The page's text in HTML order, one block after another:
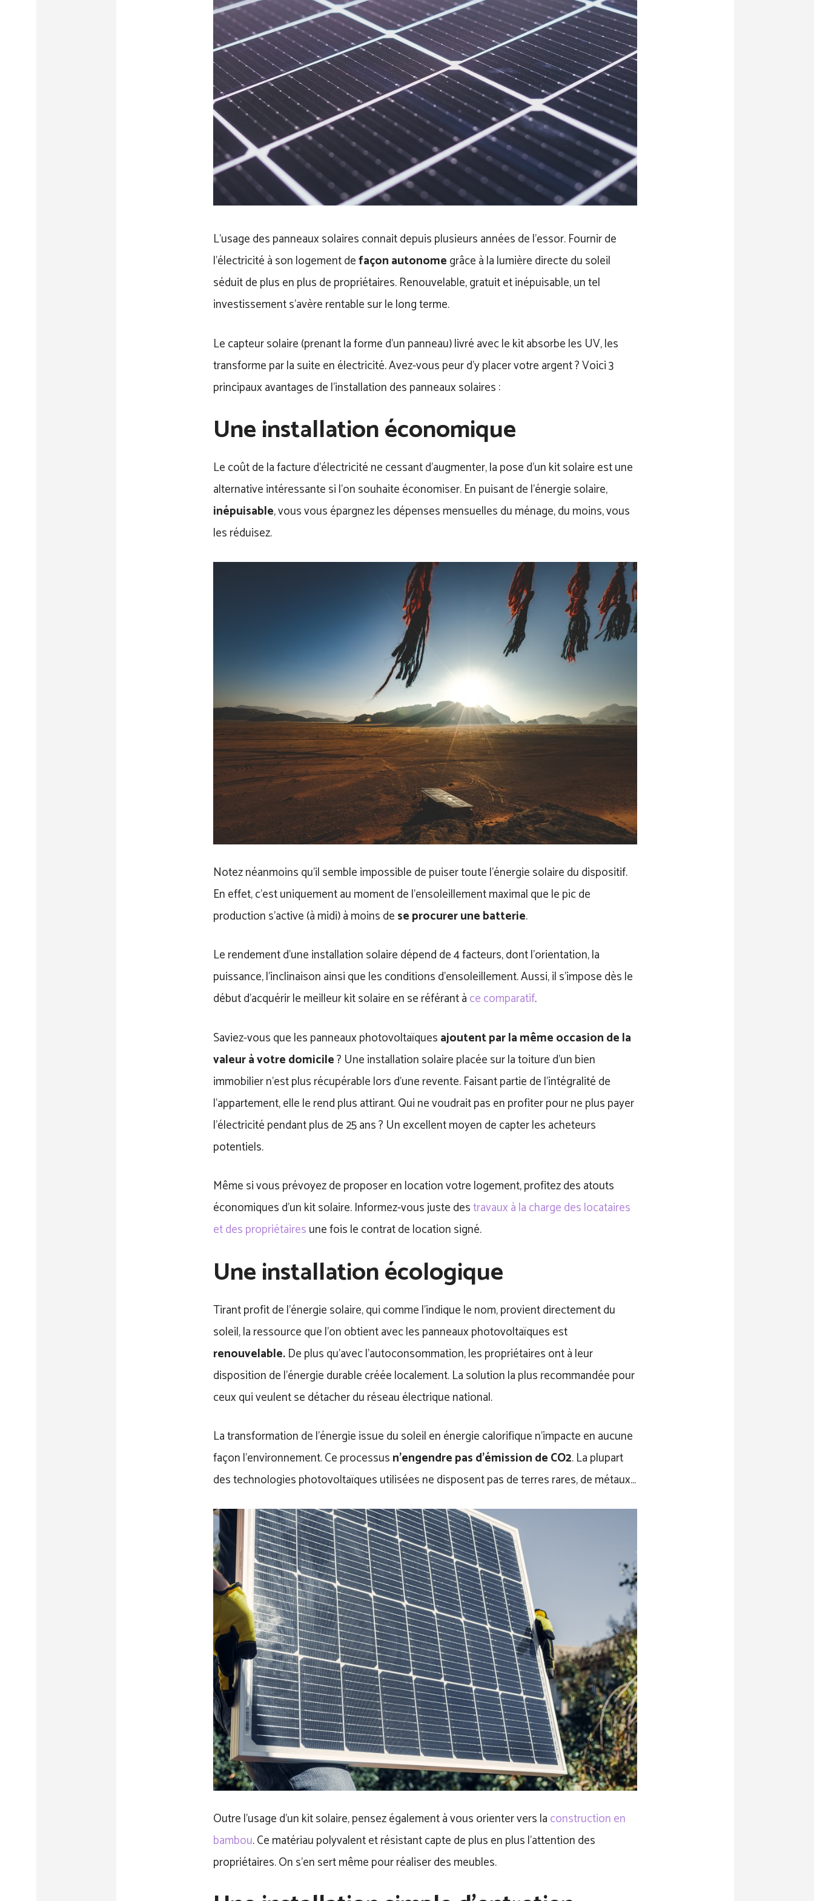
L’usage des panneaux solaires connait depuis plusieurs années de l’essor. Fournir de
l’électricité à son logement defaçon autonomegrâce à la lumière directe du soleil
séduit de plus en plus de propriétaires. Renouvelable, gratuit et inépuisable, un tel
investissement s’avère rentable sur le long terme.
Le capteur solaire (prenant la forme d’un panneau) livré avec le kit absorbe les UV, les
transforme par la suite en électricité. Avez-vous peur d’y placer votre argent ? Voici 3
principaux avantages de l’installation des panneaux solaires :
Une installation économique
Le coût de la facture d’électricité ne cessant d’augmenter, la pose d’un kit solaire est une
alternative intéressante si l’on souhaite économiser. En puisant de l’énergie solaire,
inépuisable, vous vous épargnez les dépenses mensuelles du ménage, du moins, vous
les réduisez.
Notez néanmoins qu’il semble impossible de puiser toute l’énergie solaire du dispositif.
En effet, c’est uniquement au moment de l’ensoleillement maximal que le pic de
production s’active (à midi) à moins dese procurer une batterie.
Le rendement d’une installation solaire dépend de 4 facteurs, dont l’orientation, la
puissance, l’inclinaison ainsi que les conditions d’ensoleillement. Aussi, il s’impose dès le
début d’acquérir le meilleur kit solaire en se référant àce comparatif.
Saviez-vous que les panneaux photovoltaïquesajoutent par la même occasion de la
valeur à votre domicile? Une installation solaire placée sur la toiture d’un bien
immobilier n’est plus récupérable lors d’une revente. Faisant partie de l’intégralité de
l’appartement, elle le rend plus attirant. Qui ne voudrait pas en profiter pour ne plus payer
l’électricité pendant plus de 25 ans ? Un excellent moyen de capter les acheteurs
potentiels.
Même si vous prévoyez de proposer en location votre logement, profitez des atouts
économiques d’un kit solaire. Informez-vous juste destravaux à la charge des locataires
et des propriétairesune fois le contrat de location signé.
Une installation écologique
Tirant profit de l’énergie solaire, qui comme l’indique le nom, provient directement du
soleil, la ressource que l’on obtient avec les panneaux photovoltaïques est
renouvelable.De plus qu’avec l’autoconsommation, les propriétaires ont à leur
disposition de l’énergie durable créée localement. La solution la plus recommandée pour
ceux qui veulent se détacher du réseau électrique national.
La transformation de l’énergie issue du soleil en énergie calorifique n’impacte en aucune
façon l’environnement. Ce processusn’engendre pas d’émission de CO2. La plupart
des technologies photovoltaïques utilisées ne disposent pas de terres rares, de métaux…
Outre l’usage d’un kit solaire, pensez également à vous orienter vers laconstruction en
bambou. Ce matériau polyvalent et résistant capte de plus en plus l’attention des
propriétaires. On s’en sert même pour réaliser des meubles.